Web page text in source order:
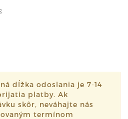
dĺžka odoslania je 7-14
platby. Ak
skôr, neváhajte nás
termínom